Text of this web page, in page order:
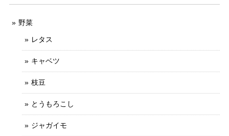
野菜
レタス
キャベツ
枝豆
とうもろこし
ジャガイモ